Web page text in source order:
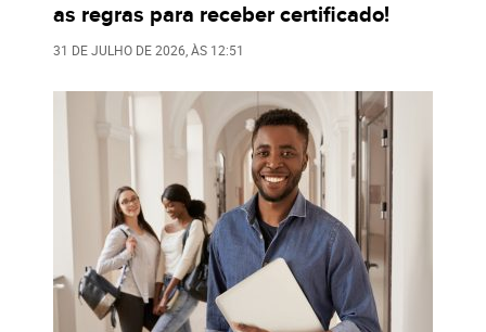
as regras para receber certificado!
31 DE JULHO DE 2026 , ÀS 12:51